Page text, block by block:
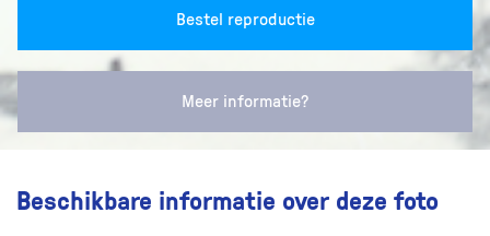
Bestel reproductie
Meer informatie?
Beschikbare informatie over deze foto